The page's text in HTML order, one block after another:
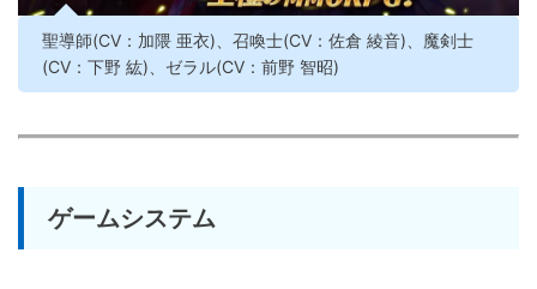
聖導師(CV：加隈 亜衣)、召喚士(CV：佐倉 綾音)、魔剣士
(CV：下野 紘)、ゼラル(CV：前野 智昭)
ゲームシステム